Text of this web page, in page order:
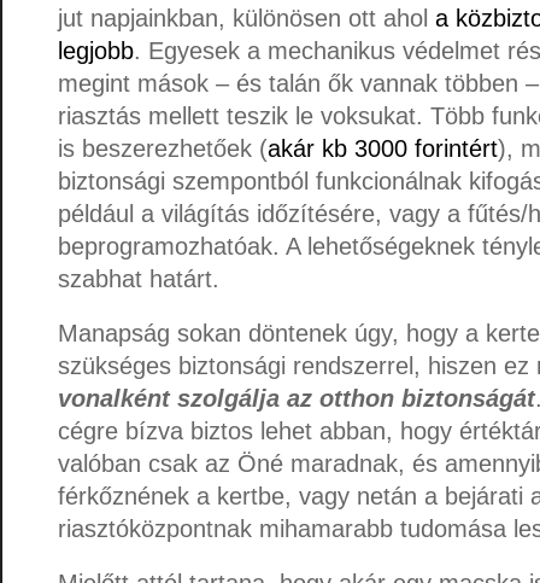
jut napjainkban, különösen ott ahol a
legjobb. Egyesek a mechanikus védelmet
megint mások – és talán ők vannak többen
riasztás mellett teszik le voksukat. Több
is beszerezhetőek (akár kb 3000 forintért),
biztonsági szempontból funkcionálnak
például a világítás időzítésére, vagy a fűtés/
beprogramozhatóak. A lehetőségeknek
szabhat határt.
Manapság sokan döntenek úgy, hogy a
szükséges biztonsági rendszerrel, hiszen ez
vonalként szolgálja az otthon biztonságát
cégre bízva biztos lehet abban, hogy
valóban csak az Öné maradnak, és
férkőznének a kertbe, vagy netán a bejárati
riasztóközpontnak mihamarabb tudomása